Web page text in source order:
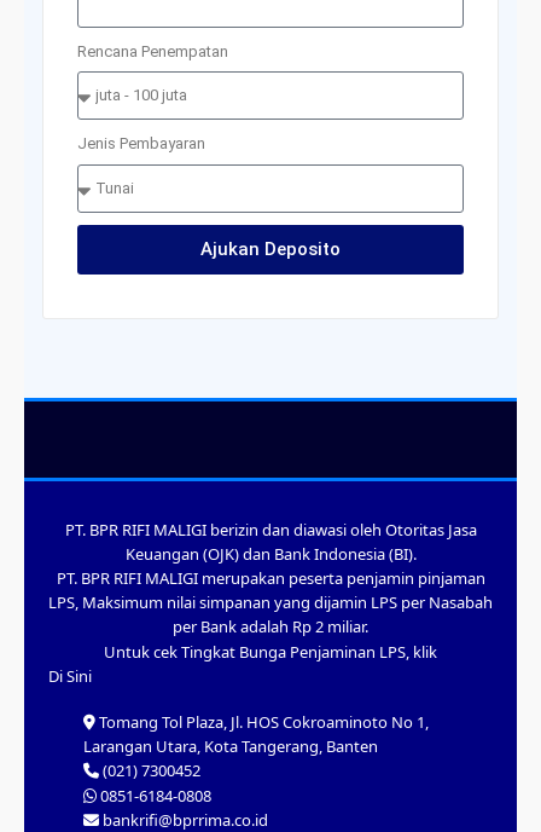
Rencana Penempatan
Jenis Pembayaran
Ajukan Deposito
PT. BPR RIFI MALIGI berizin dan diawasi oleh Otoritas Jasa
Keuangan (OJK) dan Bank Indonesia (BI).
PT. BPR RIFI MALIGI merupakan peserta penjamin pinjaman
LPS, Maksimum nilai simpanan yang dijamin LPS per Nasabah
per Bank adalah Rp 2 miliar.
Untuk cek Tingkat Bunga Penjaminan LPS, klik
Di Sini
Tomang Tol Plaza, Jl. HOS Cokroaminoto No 1,
Larangan Utara, Kota Tangerang, Banten
(021) 7300452
0851-6184-0808
bankrifi@bprrima.co.id